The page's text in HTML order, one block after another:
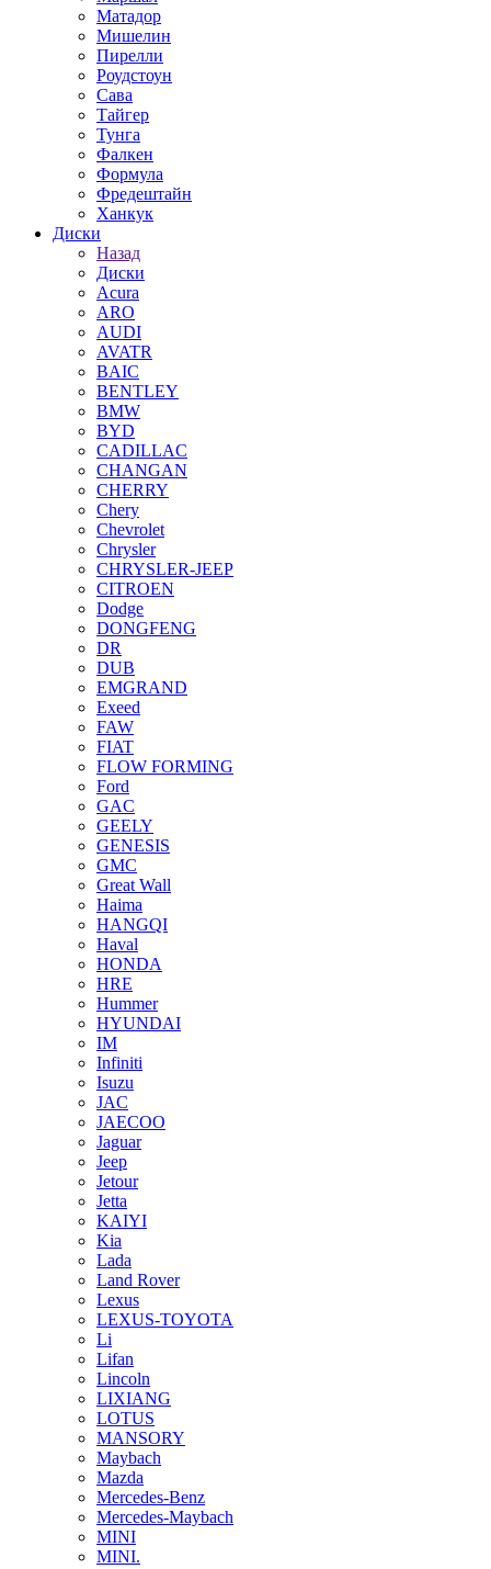
Матадор
Мишелин
Пирелли
Роудстоун
Сава
Тайгер
Тунга
Фалкен
Формула
Фредештайн
Ханкук
Диски
Назад
Диски
Acura
ARO
AUDI
AVATR
BAIC
BENTLEY
BMW
BYD
CADILLAC
CHANGAN
CHERRY
Chery
Chevrolet
Chrysler
CHRYSLER-JEEP
CITROEN
Dodge
DONGFENG
DR
DUB
EMGRAND
Exeed
FAW
FIAT
FLOW FORMING
Ford
GAC
GEELY
GENESIS
GMC
Great Wall
Haima
HANGQI
Haval
HONDA
HRE
Hummer
HYUNDAI
IM
Infiniti
Isuzu
JAC
JAECOO
Jaguar
Jeep
Jetour
Jetta
KAIYI
Kia
Lada
Land Rover
Lexus
LEXUS-TOYOTA
Li
Lifan
Lincoln
LIXIANG
LOTUS
MANSORY
Maybach
Mazda
Mercedes-Benz
Mercedes-Maybach
MINI
MINI.